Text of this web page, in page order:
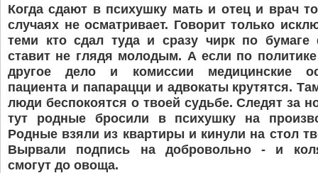
Когда сдают в психушку мать и отец и врач
случаях не осматривает. Говорит только
теми кто сдал туда и сразу чирк по
ставит не глядя молодым. А если по
другое дело и комиссии медицинские
пациента и папарацци и адвокаты крутятся.
люди беспокоятся о твоей судьбе. Следят за
тут родные бросили в психушку на
Родные взяли из квартиры и кинули на стол
Вырвали подпись на добровольно - и
смогут до овоща.